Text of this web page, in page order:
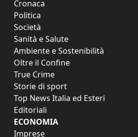
Cronaca
Politica
Società
Sanità e Salute
Ambiente e Sostenibilità
Oltre il Confine
True Crime
Storie di sport
Top News Italia ed Esteri
Editoriali
ECONOMIA
Imprese